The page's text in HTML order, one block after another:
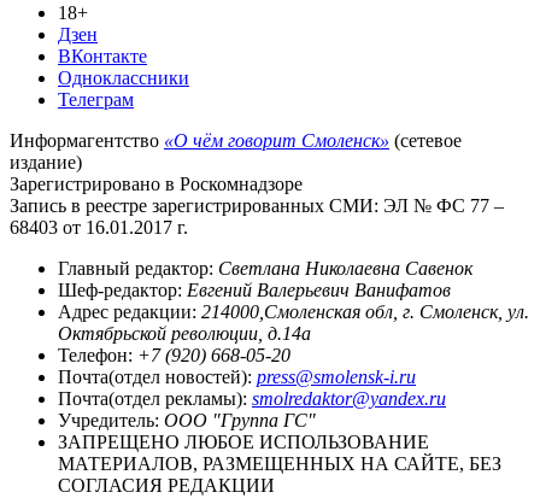
18+
Дзен
ВКонтакте
Одноклассники
Телеграм
Информагентство «О чём говорит Смоленск» (сетевое
издание)
Зарегистрировано в Роскомнадзоре
Запись в реестре зарегистрированных СМИ: ЭЛ № ФС 77 –
68403 от 16.01.2017 г.
Главный редактор: Светлана Николаевна Савенок
Шеф-редактор: Евгений Валерьевич Ванифатов
Адрес редакции: 214000,Смоленская обл, г. Смоленск, ул.
Октябрьской революции, д.14а
Телефон: +7 (920) 668-05-20
Почта(отдел новостей): press@smolensk-i.ru
Почта(отдел рекламы): smolredaktor@yandex.ru
Учредитель: ООО "Группа ГС"
ЗАПРЕЩЕНО ЛЮБОЕ ИСПОЛЬЗОВАНИЕ
МАТЕРИАЛОВ, РАЗМЕЩЕННЫХ НА САЙТЕ, БЕЗ
СОГЛАСИЯ РЕДАКЦИИ